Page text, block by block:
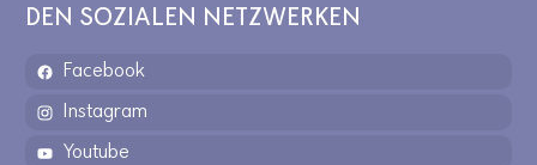
DEN SOZIALEN NETZWERKEN
Facebook
Instagram
Youtube